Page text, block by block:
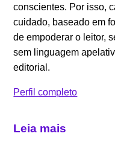
conscientes. Por isso,
cuidado, baseado em
de empoderar o leitor,
sem linguagem
editorial.
Perfil completo
Leia mais